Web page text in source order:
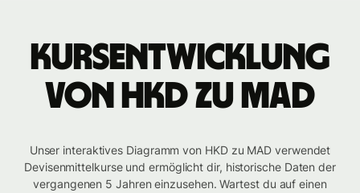
Kursentwicklung
von HKD zu MAD
Unser interaktives Diagramm von HKD zu MAD verwendet
Devisenmittelkurse und ermöglicht dir, historische Daten der
vergangenen 5 Jahren einzusehen. Wartest du auf einen